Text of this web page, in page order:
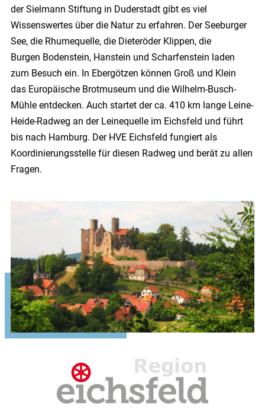
derSielmann Stiftung in Duderstadt gibt es viel
Wissenswertes über die Natur zu erfahren. Der Seeburger
See, die Rhumequelle, die Dieteröder Klippen, die
Burgen Bodenstein, Hanstein und Scharfenstein laden
zum Besuch ein. In Ebergötzen können Groß und Klein
dasEuropäische Brotmuseum und die Wilhelm-Busch-
Mühleentdecken. Auch startet der ca. 410 km lange Leine-
Heide-Radweg an der Leinequelle im Eichsfeld und führt
bis nach Hamburg. Der HVE Eichsfeld fungiert als
Koordinierungsstelle für diesen Radweg und berät zu allen
Fragen.